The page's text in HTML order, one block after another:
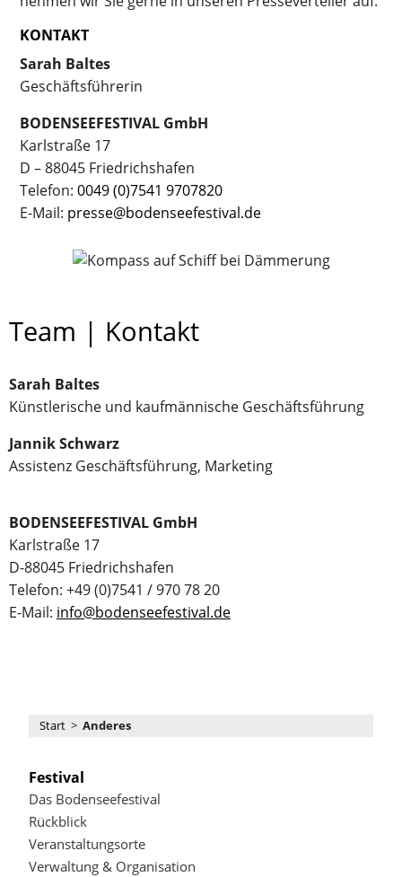
KONTAKT
Sarah Baltes
Geschäftsführerin
BODENSEEFESTIVAL GmbH
Karlstraße 17
D – 88045 Friedrichshafen
Telefon:0049 (0)7541 9707820
E-Mail: presse@bodenseefestival.de
Team | Kontakt
Sarah Baltes
Künstlerische und kaufmännische Geschäftsführung
Jannik Schwarz
Assistenz Geschäftsführung, Marketing
BODENSEEFESTIVAL GmbH
Karlstraße 17
D-88045 Friedrichshafen
Telefon: +49 (0)7541 / 970 78 20
E-Mail: info@bodenseefestival.de
Start >Anderes
Festival
Das Bodenseefestival
Rückblick
Veranstaltungsorte
Verwaltung & Organisation